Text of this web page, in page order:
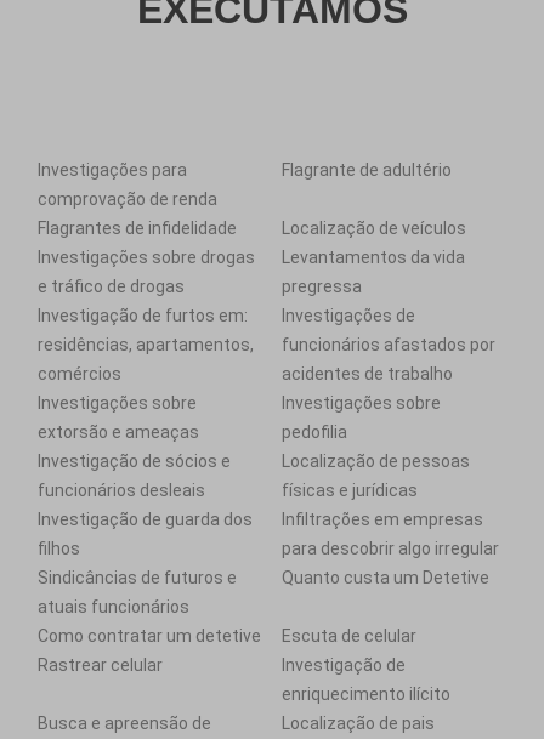
EXECUTAMOS
Investigações para
comprovação de renda
Flagrante de adultério
Flagrantes de infidelidade
Localização de veículos
Investigações sobre drogas
e tráfico de drogas
Levantamentos da vida
pregressa
Investigação de furtos em:
residências, apartamentos,
comércios
Investigações de
funcionários afastados por
acidentes de trabalho
Investigações sobre
extorsão e ameaças
Investigações sobre
pedofilia
Investigação de sócios e
funcionários desleais
Localização de pessoas
físicas e jurídicas
Investigação de guarda dos
filhos
Infiltrações em empresas
para descobrir algo irregular
Sindicâncias de futuros e
atuais funcionários
Quanto custa um Detetive
Como contratar um detetive
Escuta de celular
Rastrear celular
Investigação de
enriquecimento ilícito
Busca e apreensão de
Localização de pais